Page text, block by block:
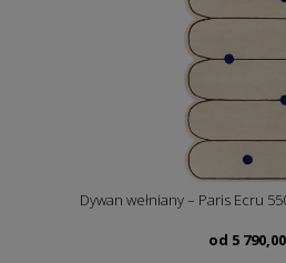
Dywan wełniany – Paris Ecru
od 5 790,00